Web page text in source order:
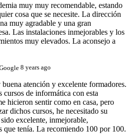
muy muy recomendable, estando
cosa que se necesite. La dirección
muy agradable y una gran
Las instalaciones inmejorables y los
muy elevados. La aconsejo a
8 years ago
atención y excelente formadores.
cursos de informática con esta
hicieron sentir como en casa, pero
dichos cursos, he necesitado su
excelente, inmejorable,
que tenía. La recomiendo 100 por 100.